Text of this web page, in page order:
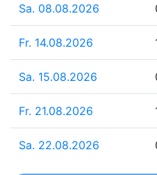
Sa. 08.08.2026
Fr. 14.08.2026
Sa. 15.08.2026
Fr. 21.08.2026
Sa. 22.08.2026